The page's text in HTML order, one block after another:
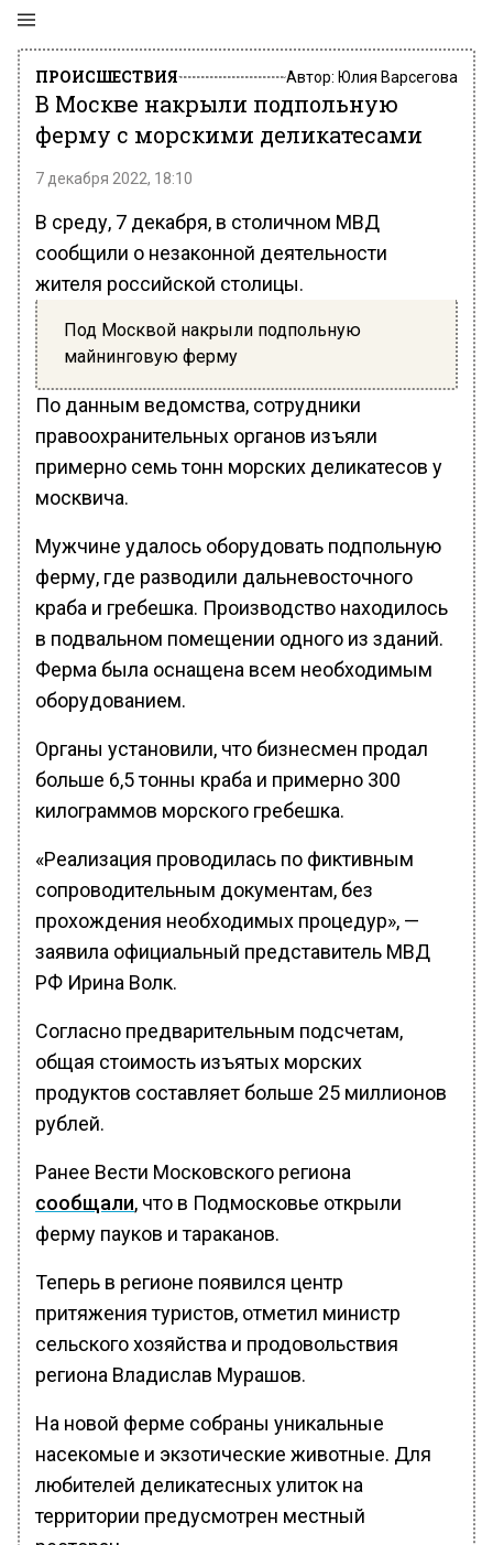
ПРОИСШЕСТВИЯ Автор: Юлия Варсегова
В Москве накрыли подпольную
ферму с морскими деликатесами
7 декабря 2022, 18:10
В среду, 7 декабря, в столичном МВД
сообщили о незаконной деятельности
жителя российской столицы.
Под Москвой накрыли подпольную
майнинговую ферму
По данным ведомства, сотрудники
правоохранительных органов изъяли
примерно семь тонн морских деликатесов у
москвича.
Мужчине удалось оборудовать подпольную
ферму, где разводили дальневосточного
краба и гребешка. Производство находилось
в подвальном помещении одного из зданий.
Ферма была оснащена всем необходимым
оборудованием.
Органы установили, что бизнесмен продал
больше 6,5 тонны краба и примерно 300
килограммов морского гребешка.
«Реализация проводилась по фиктивным
сопроводительным документам, без
прохождения необходимых процедур», —
заявила официальный представитель МВД
РФ Ирина Волк.
Согласно предварительным подсчетам,
общая стоимость изъятых морских
продуктов составляет больше 25 миллионов
рублей.
Ранее Вести Московского региона
сообщали, что в Подмосковье открыли
ферму пауков и тараканов.
Теперь в регионе появился центр
притяжения туристов, отметил министр
сельского хозяйства и продовольствия
региона Владислав Мурашов.
На новой ферме собраны уникальные
насекомые и экзотические животные. Для
любителей деликатесных улиток на
территории предусмотрен местный